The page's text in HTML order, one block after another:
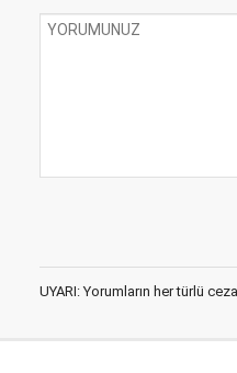
UYARI: Yorumların her türlü